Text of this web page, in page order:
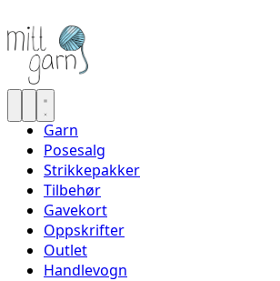
Garn
Posesalg
Strikkepakker
Tilbehør
Gavekort
Oppskrifter
Outlet
Handlevogn